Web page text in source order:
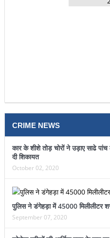
CRIME NEWS
कार के शीशे तोड़ चोरों ने उड़ाए साढे
दी शिकायत
October 02, 2020
पुलिस ने डंगेहड़ा में 45000 मिलीलीटर
September 07, 2020